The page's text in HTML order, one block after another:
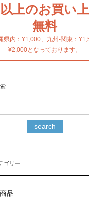
上のお買い
無料
県内：¥1,000、九州-関東：
¥2,000となっております。
search
ゴリー
品